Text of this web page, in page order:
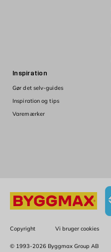
Inspiration
Gør det selv-guides
Inspiration og tips
Varemærker
Copyright Vi bruger cookies
© 1993-2026 Byggmax Group AB